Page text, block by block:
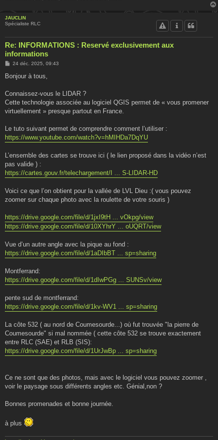
JAUCLIN
Spécialiste RLC
Re: INFORMATIONS : Reservé exclusivement aux
informations
M
s
g
24 déc. 2025, 09:43
Bonjour à tous,
Connaissez-vous le LIDAR ?
Cette technologie associée au logiciel QGIS permet de « vous promener
virtuellement » presque partout en France.
Le tuto suivant permet de comprendre comment l’utiliser :
https://www.youtube.com/watch?v=hMIHDa7DqYU
L’ensemble des cartes se trouve ici ( le lien proposé dans la vidéo n’est
pas valide ) :
https://cartes.gouv.fr/telechargement/I ... S-LIDAR-HD
Voici ce que l’on obtient pour la vallée de LVL Dieu :( vous pouvez
zoomer sur chaque photo avec la roulette de votre souris )
https://drive.google.com/file/d/1jxI9tH ... vOkpg/view
https://drive.google.com/file/d/10XYhrY ... oUQRT/view
Vue d’un autre angle avec la pique au fond :
https://drive.google.com/file/d/1aDIbBT ... sp=sharing
Montferrand:
https://drive.google.com/file/d/1dIwPGg ... SUNSv/view
pente sud de montferrand:
https://drive.google.com/file/d/1kv-WV1 ... sp=sharing
La côte 532 ( au nord de Coumesourde...) où fut trouvée "la pierre de
Coumesourde" si mal nommée ( cette côte 532 se trouve exactement
entre RLC (SAE) et RLB (SIS):
https://drive.google.com/file/d/1UrJwBp ... sp=sharing
Ce ne sont que des photos, mais avec le logiciel vous pouvez zoomer ,
voir le paysage sous différents angles etc. Génial,non ?
Bonnes promenades et bonne journée.
à plus